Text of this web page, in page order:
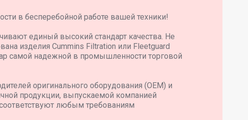
в бесперебойной работе вашей техники!
единый высокий стандарт качества. Не
изделия Cummins Filtration или Fleetguard
самой надежной в промышленности торговой
оригинального оборудования (OEM) и
продукции, выпускаемой компанией
любым требованиям